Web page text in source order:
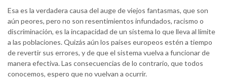
Esa es la verdadera causa del auge de viejos fantasmas, que son
aún peores, pero no son resentimientos infundados, racismo o
discriminación, es la incapacidad de un sistema lo que lleva al límite
a las poblaciones. Quizás aún los países europeos estén a tiempo
de revertir sus errores, y de que el sistema vuelva a funcionar de
manera efectiva. Las consecuencias de lo contrario, que todos
conocemos, espero que no vuelvan a ocurrir.